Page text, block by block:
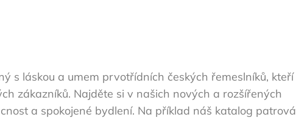
s láskou a umem prvotřídních českých řemeslníků, kteří
zákazníků. Najděte si v našich nových a rozšířených
a spokojené bydlení. Na příklad náš katalog patrová